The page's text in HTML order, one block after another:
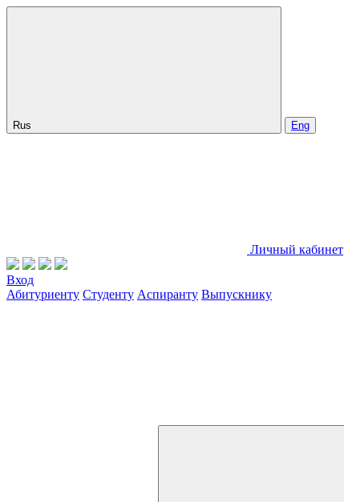
Rus Eng
Личный кабинет
Вход
Абитуриенту Студенту Аспиранту Выпускнику